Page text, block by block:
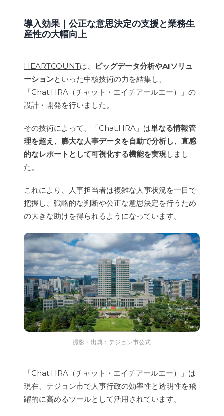
導入効果｜ 公正な意思決定の支援と業務生
産性の大幅向上
HEARTCOUNTは、
ビッグデータ分析やAIソリュ
ーションといった中核技術の力を結集し、
「Chat.HRA（チャット・エイチアールエー）」の
設計・開発を行いました。
その技術によって、「Chat.HRA」は単なる情報管
理を超え、膨大な人事データを自動で分析し、直感
的なレポートとして可視化する機能を実現しまし
た。
これにより、人事担当者は複雑な人事状況を一目で
把握し、戦略的な判断や公正な意思決定を行うため
の大きな助けを得られるようになっています。
撮影・出典：テジョン市公式
「Chat.HRA（チャット・エイチアールエー）」は
現在、テジョン市で人事行政の効率性と透明性を飛
躍的に高めるツールとして活用されています。